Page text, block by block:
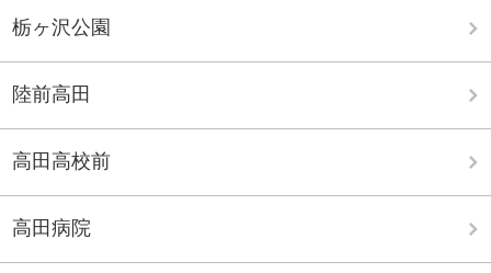
栃ヶ沢公園
陸前高田
高田高校前
高田病院